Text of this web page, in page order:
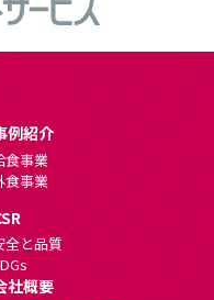
例紹介
食事業
食事業
全と品質
社概要